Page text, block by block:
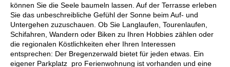
können Sie die Seele baumeln lassen. Auf der Terrasse erleben
Sie das unbeschreibliche Gefühl der Sonne beim Auf- und
Untergehen zuzuschauen. Ob Sie Langlaufen, Tourenlaufen,
Schifahren, Wandern oder Biken zu Ihren Hobbies zählen oder
die regionalen Köstlichkeiten eher Ihren Interessen
entsprechen: Der Bregenzerwald bietet für jeden etwas. Ein
eigener Parkplatz pro Ferienwohnung ist vorhanden und eine